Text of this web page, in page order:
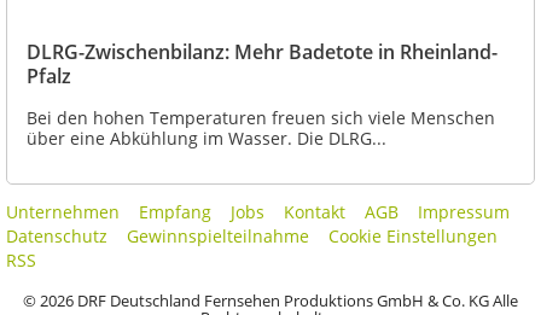
DLRG-Zwischenbilanz: Mehr Badetote in Rheinland-
Pfalz
Bei den hohen Temperaturen freuen sich viele Menschen
über eine Abkühlung im Wasser. Die DLRG...
Unternehmen Empfang Jobs Kontakt AGB
Impressum
Datenschutz
Gewinnspielteilnahme
Cookie Einstellungen
RSS
© 2026 DRF Deutschland Fernsehen Produktions GmbH & Co. KG Alle